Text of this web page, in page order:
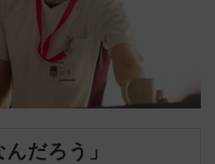
だろう」